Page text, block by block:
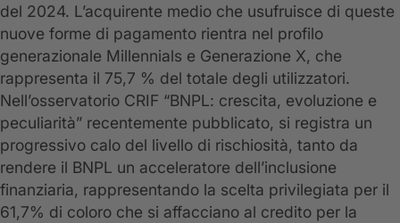
del 2024. L’acquirente medio che usufruisce di queste
nuove forme di pagamento rientra nel profilo
generazionale Millennials e Generazione X, che
rappresenta il 75,7 % del totale degli utilizzatori.
Nell’osservatorio CRIF “BNPL: crescita, evoluzione e
peculiarità” recentemente pubblicato, si registra un
progressivo calo del livello di rischiosità, tanto da
rendere il BNPL un acceleratore dell’inclusione
finanziaria, rappresentando la scelta privilegiata per il
61,7% di coloro che si affacciano al credito per la